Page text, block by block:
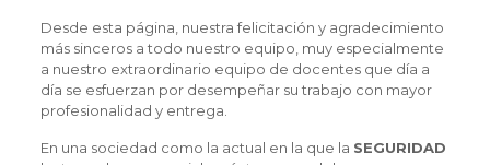
Desde esta página, nuestra felicitación y agradecimiento
más sinceros a todo nuestro equipo, muy especialmente
a nuestro extraordinario equipo de docentes que día a
día se esfuerzan por desempeñar su trabajo con mayor
profesionalidad y entrega.
En una sociedad como la actual en la que la SEGURIDAD